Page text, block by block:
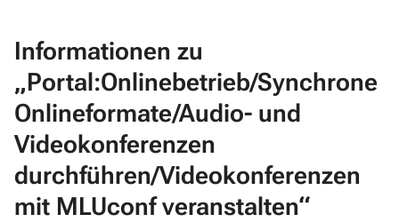
Informationen zu
„Portal:Onlinebetrieb/Synchrone
Onlineformate/Audio- und
Videokonferenzen
durchführen/Videokonferenzen
mit MLUconf veranstalten“